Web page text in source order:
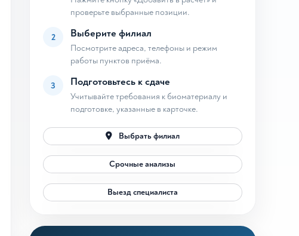
проверьте выбранные позиции.
2 Выберите филиал
Посмотрите адреса, телефоны и режим
работы пунктов приёма.
3 Подготовьтесь к сдаче
Учитывайте требования к биоматериалу и
подготовке, указанные в карточке.
Выбрать филиал
Срочные анализы
Выезд специалиста